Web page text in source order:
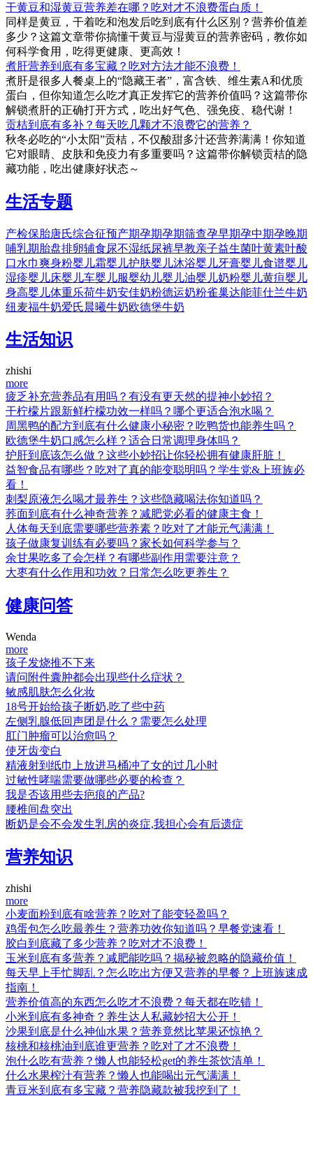
干黄豆和湿黄豆营养差在哪？吃对才不浪费蛋白质！
同样是黄豆，干着吃和泡发后吃到底有什么区别？营养价值差
多少？这篇文章带你搞懂干黄豆与湿黄豆的营养密码，教你如
何科学食用，吃得更健康、更高效！
煮肝营养到底有多宝藏？吃对方法才能不浪费！
煮肝是很多人餐桌上的“隐藏王者”，富含铁、维生素A和优质
蛋白，但你知道怎么吃才真正发挥它的营养价值吗？这篇带你
解锁煮肝的正确打开方式，吃出好气色、强免疫、稳代谢！
贡桔到底有多补？每天吃几颗才不浪费它的营养？
秋冬必吃的“小太阳”贡桔，不仅酸甜多汁还营养满满！你知道
它对眼睛、皮肤和免疫力有多重要吗？这篇带你解锁贡桔的隐
藏功能，吃出健康好状态～
生活专题
产检保胎唐氏综合征预产期孕期孕期筛查孕早期孕中期孕晚期
哺乳期 胎盘排卵辅食尿不湿纸尿裤早教亲子益生菌叶黄素叶酸
口水巾爽身粉婴儿霜婴儿护肤婴儿沐浴婴儿牙膏婴儿食谱婴儿
湿疹婴儿床婴儿车婴儿服婴幼儿婴儿油婴儿奶粉婴儿黄疸婴儿
身高婴儿体重乐荷牛奶安佳奶粉德运奶粉雀巢达能菲仕兰牛奶
纽麦福牛奶爱氏晨曦牛奶欧德堡牛奶
生活知识
zhishi
more
疲乏补充营养品有用吗？有没有更天然的提神小妙招？
干柠檬片跟新鲜柠檬功效一样吗？哪个更适合泡水喝？
周黑鸭的配方到底有什么健康小秘密？吃鸭货也能养生吗？
欧德堡牛奶口感怎么样？适合日常调理身体吗？
护肝到底该怎么做？这些小妙招让你轻松拥有健康肝脏！
益智食品有哪些？吃对了真的能变聪明吗？学生党&上班族必
看！
刺梨原液怎么喝才最养生？这些隐藏喝法你知道吗？
荞面到底有什么神奇营养？减肥党必看的健康主食！
人体每天到底需要哪些营养素？吃对了才能元气满满！
孩子做康复训练有必要吗？家长如何科学参与？
余甘果吃多了会怎样？有哪些副作用需要注意？
大枣有什么作用和功效？日常怎么吃更养生？
健康问答
Wenda
more
孩子发烧推不下来
请问附件囊肿都会出现些什么症状？
敏感肌肤怎么化妆
18号开始给孩子断奶,吃了些中药
左侧乳腺低回声团是什么？需要怎么处理
肛门肿瘤可以治愈吗？
使牙齿变白
精液射到纸巾上放进马桶冲了女的过几小时
过敏性哮喘需要做哪些必要的检查？
我是否该用些去疤痕的产品?
腰椎间盘突出
断奶是会不会发生乳房的炎症,我担心会有后遗症
营养知识
zhishi
more
小麦面粉到底有啥营养？吃对了能变轻盈吗？
鸡蛋包怎么吃最养生？营养功效你知道吗？早餐党速看！
胶白到底藏了多少营养？吃对才不浪费！
玉米到底有多营养？减肥能吃吗？揭秘被忽略的隐藏价值！
每天早上手忙脚乱？怎么吃出方便又营养的早餐？上班族速成
指南！
营养价值高的东西怎么吃才不浪费？每天都在吃错！
小米到底有多神奇？养生达人私藏妙招大公开！
沙果到底是什么神仙水果？营养竟然比苹果还惊艳？
核桃和核桃油到底谁更营养？吃对了才不浪费！
泡什么吃有营养？懒人也能轻松get的养生茶饮清单！
什么水果榨汁有营养？懒人也能喝出元气满满！
青豆米到底有多宝藏？营养隐藏款被我挖到了！